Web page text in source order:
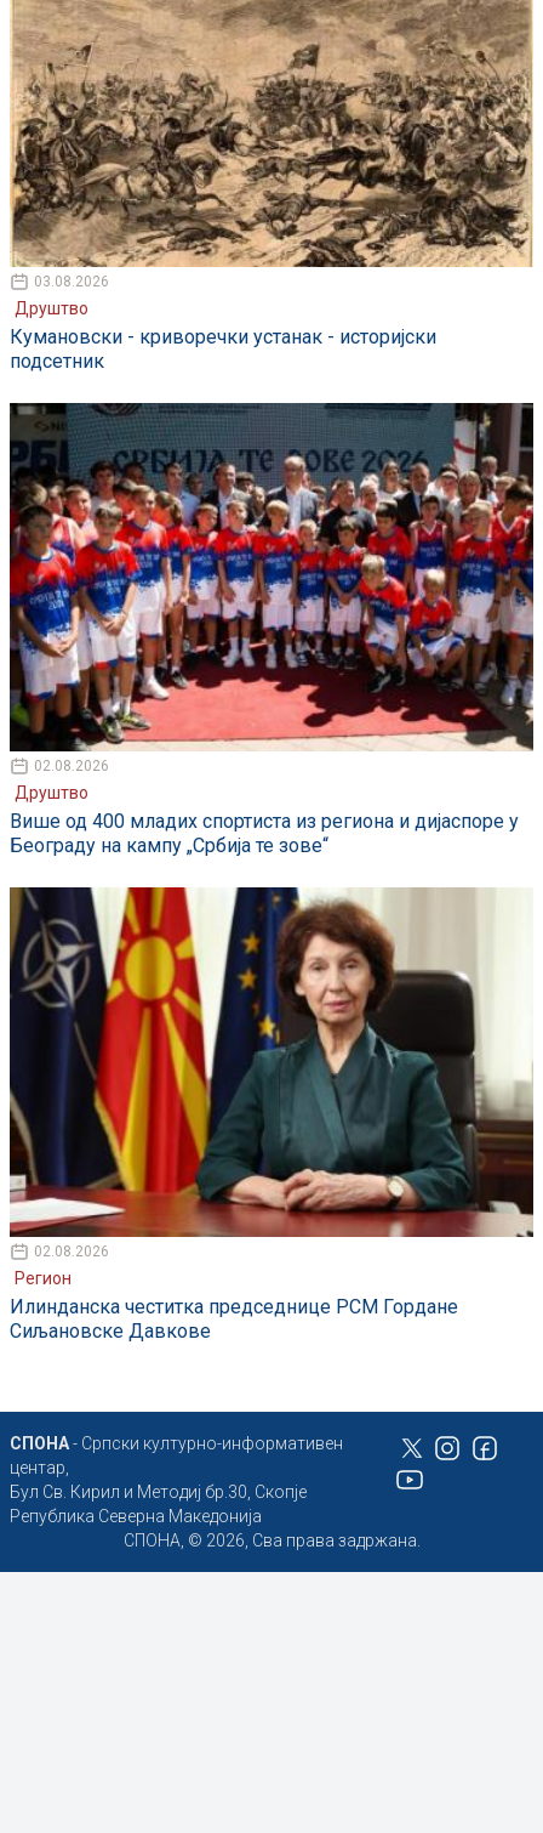
03.08.2026
Друштво
Кумановски - криворечки устанак - историјски
подсетник
02.08.2026
Друштво
Више од 400 младих спортиста из региона и дијаспоре у
Београду на кампу „Србија те зове“
02.08.2026
Регион
Илинданска честитка председнице РСМ Гордане
Сиљановске Давкове
СПОНА- Српски културно-информативен
центар,
Бул Св. Кирил и Методиј бр.30, Скопје
Република Северна Македонија
СПОНА, © 2026, Сва права задржана.